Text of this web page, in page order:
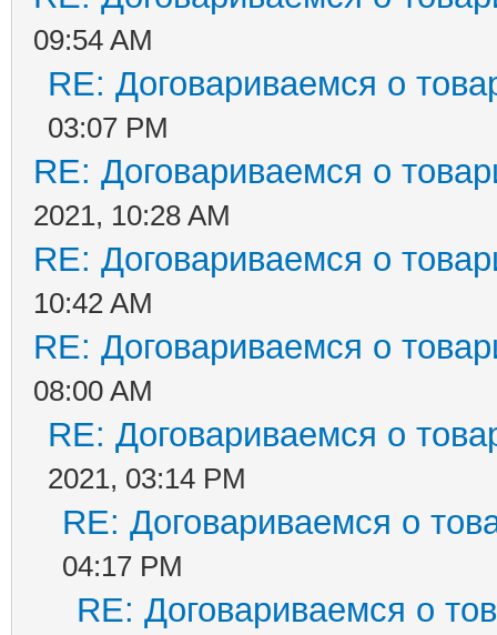
09:54 AM
RE: Договариваемся о
03:07 PM
RE: Договариваемся о
2021, 10:28 AM
RE: Договариваемся о
10:42 AM
RE: Договариваемся о
08:00 AM
RE: Договариваемся о
2021, 03:14 PM
RE: Договариваемся о
04:17 PM
RE: Договариваемся о